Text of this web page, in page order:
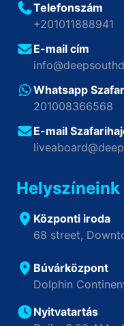
Telefonszám
+201011888941
E-mail cím
Whatsapp
201008366568
E-mail
Helyszíneink
Központi iroda
68 street,
Búvárközpont
Dolphin
Nyitvatartás